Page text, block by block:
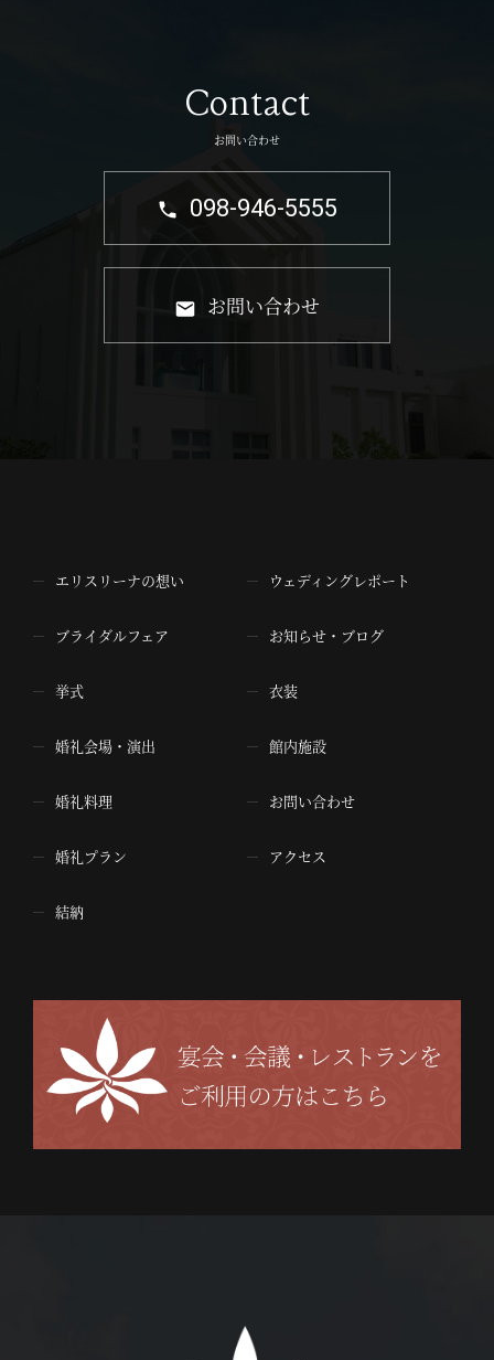
Contact
お問い合わせ
098-946-5555
お問い合わせ
エリスリーナの想い
ブライダルフェア
挙式
婚礼会場・演出
婚礼料理
婚礼プラン
結納
ウェディングレポート
お知らせ・ブログ
衣装
館内施設
お問い合わせ
アクセス